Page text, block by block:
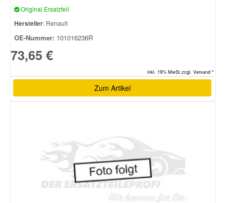
Original Ersatzteil
Hersteller: Renault
OE-Nummer: 101016236R
73,65 €
inkl. 19% MwSt.zzgl. Versand *
Zum Artikel